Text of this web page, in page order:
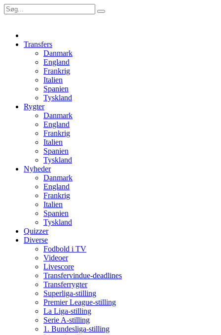
Transfers
Danmark
England
Frankrig
Italien
Spanien
Tyskland
Rygter
Danmark
England
Frankrig
Italien
Spanien
Tyskland
Nyheder
Danmark
England
Frankrig
Italien
Spanien
Tyskland
Quizzer
Diverse
Fodbold i TV
Videoer
Livescore
Transfervindue-deadlines
Transferrygter
Superliga-stilling
Premier League-stilling
La Liga-stilling
Serie A-stilling
1. Bundesliga-stilling